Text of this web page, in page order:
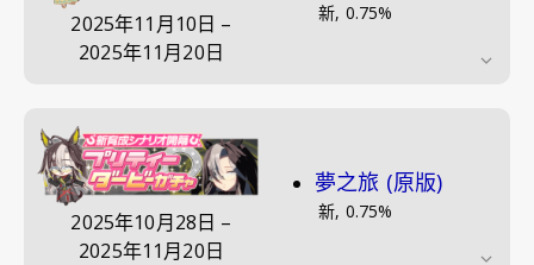
2025年11月10日 –
2025年11月20日
新, 0.75%
2025年10月28日 –
2025年11月20日
夢之旅 (原版)
新, 0.75%